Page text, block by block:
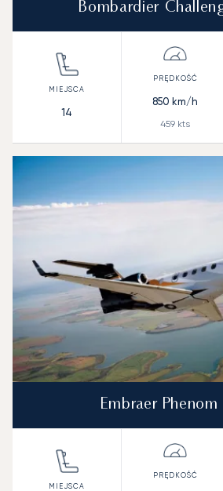
Bombardier
14
850 km/h
459 kts
Embraer